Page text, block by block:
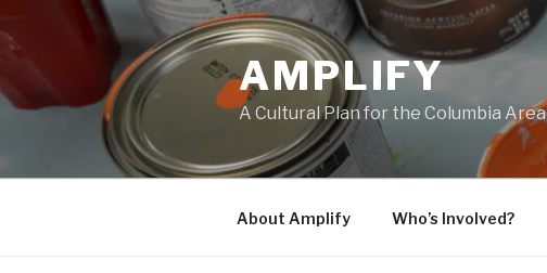
to
AMPLIFY
A Cultural Plan for the Columbia Area
About Amplify Who’s Involved?